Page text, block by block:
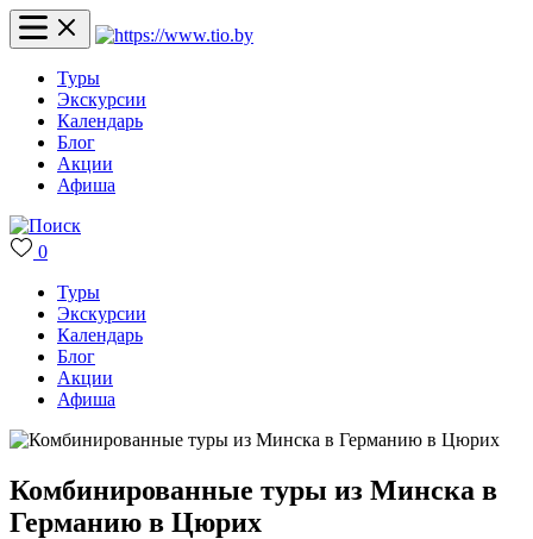
Туры
Экскурсии
Календарь
Блог
Акции
Афиша
0
Туры
Экскурсии
Календарь
Блог
Акции
Афиша
Комбинированные туры из Минска в
Германию в Цюрих